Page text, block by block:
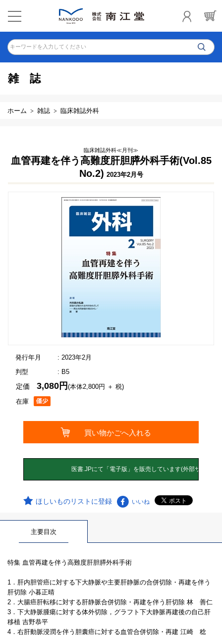
キーワードを入力してください
雑誌
ホーム 雑誌 臨床雑誌外科
臨床雑誌外科≪月刊≫
血管再建を伴う高難度肝胆膵外科手術(Vol.85
No.2) 2023年2月号
発行年月
: 2023年2月
判型
: B5
在庫
定価3,080円(本体2,800円 ＋ 税)
ほしいものリストに登録 いいね
主要目次
特集 血管再建を伴う高難度肝胆膵外科手術
1．肝内胆管癌に対する下大静脈や主要肝静脈の合併切除・再建を伴う
肝切除 小暮正晴
2．大腸癌肝転移に対する肝静脈合併切除・再建を伴う肝切除 林 善仁
3．下大静脈腫瘍に対する体外切除，グラフト下大静脈再建後の自己肝
移植 吉野恭平
4．右肝動脈浸潤を伴う胆囊癌に対する血管合併切除・再建 江崎 稔